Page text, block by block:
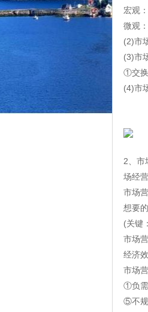
宏观
微观
(2)市
(3)市
①交
(4)市
2、市
场经
市场
想要
(关键
市场
经济
市场
①负需
⑤不规